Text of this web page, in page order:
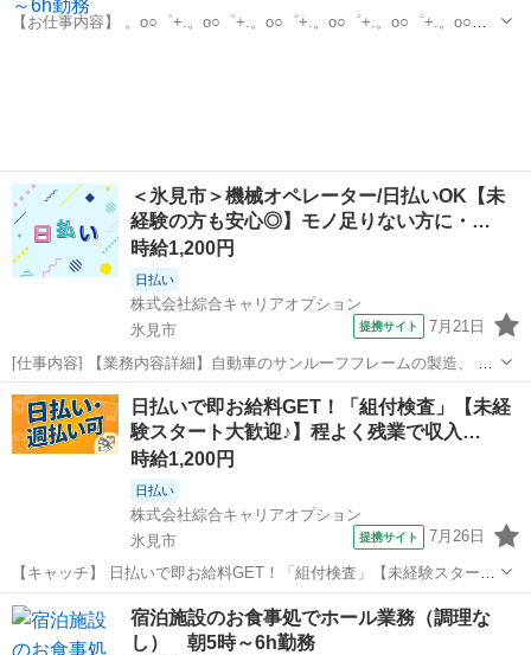
【お仕事内容】 。o○゜+.。o○゜+.。o○゜+.。o○゜+.。o○゜+.。o○゜
＜氷見市＞機械オペレーター/日払いOK【未
経験の方も安心◎】モノ足りない方に・…
時給1,200円
日払い
株式会社綜合キャリアオプション
氷見市
提携サイト 7月21日
[仕事内容] 【業務内容詳細】自動車のサンルーフフレームの製造、 プ
レス・加工・組付け・検査、 軽い製品を扱います。 【取扱製品情報】
自動車用アルミ部品 。＋お仕事探しはコンシェルスタッフにおまかせ
＋。 あなたのお仕事探...
富山 氷見市 工場
日払いで即お給料GET！「組付検査」【未経
験スタート大歓迎♪】程よく残業で収入…
時給1,200円
日払い
株式会社綜合キャリアオプション
氷見市
提携サイト 7月26日
【キャッチ】 日払いで即お給料GET！「組付検査」【未経験スタート
大歓迎♪】程よく残業で収入にプラス♪ヘアカラーOK！高時給1200円！
【コメント】 弊社なら事前の職場見学が多数！お仕事安心スタート
★★ 「派遣では働い...
富山 氷見市 工場
宿泊施設のお食事処でホール業務（調理な
し） 朝5時～6h勤務